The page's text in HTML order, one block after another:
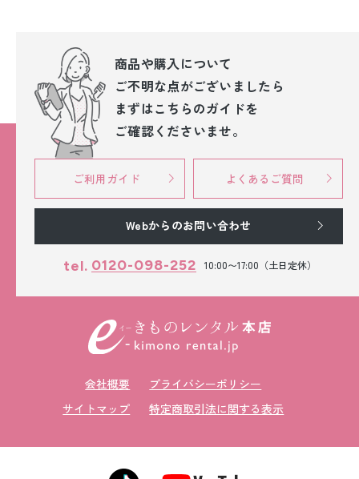
商品や購入について
ご不明な点がございましたら
まずはこちらのガイドを
ご確認くださいませ。
ご利用ガイド よくあるご質問
Webからのお問い合わせ
tel. 0120-098-252 10:00〜17:00（土日定休）
会社概要
プライバシーポリシー
サイトマップ
特定商取引法に関する表示